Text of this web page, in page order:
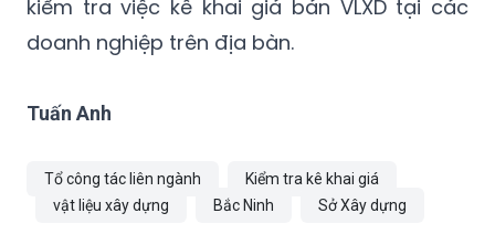
Tuấn Anh
Tổ công tác liên ngành